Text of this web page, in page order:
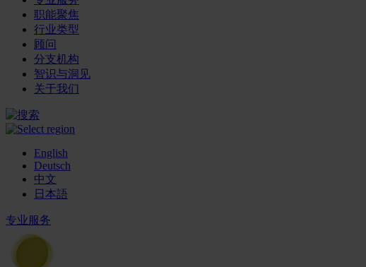
职能聚焦
行业类型
顾问
分支机构
智识与洞见
关于我们
English
Deutsch
中文
日本語
专业服务